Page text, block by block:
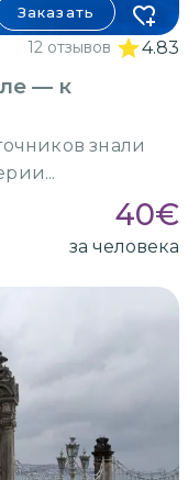
Заказать
12 отзывов 4.83
— к
знали
40€
за человека